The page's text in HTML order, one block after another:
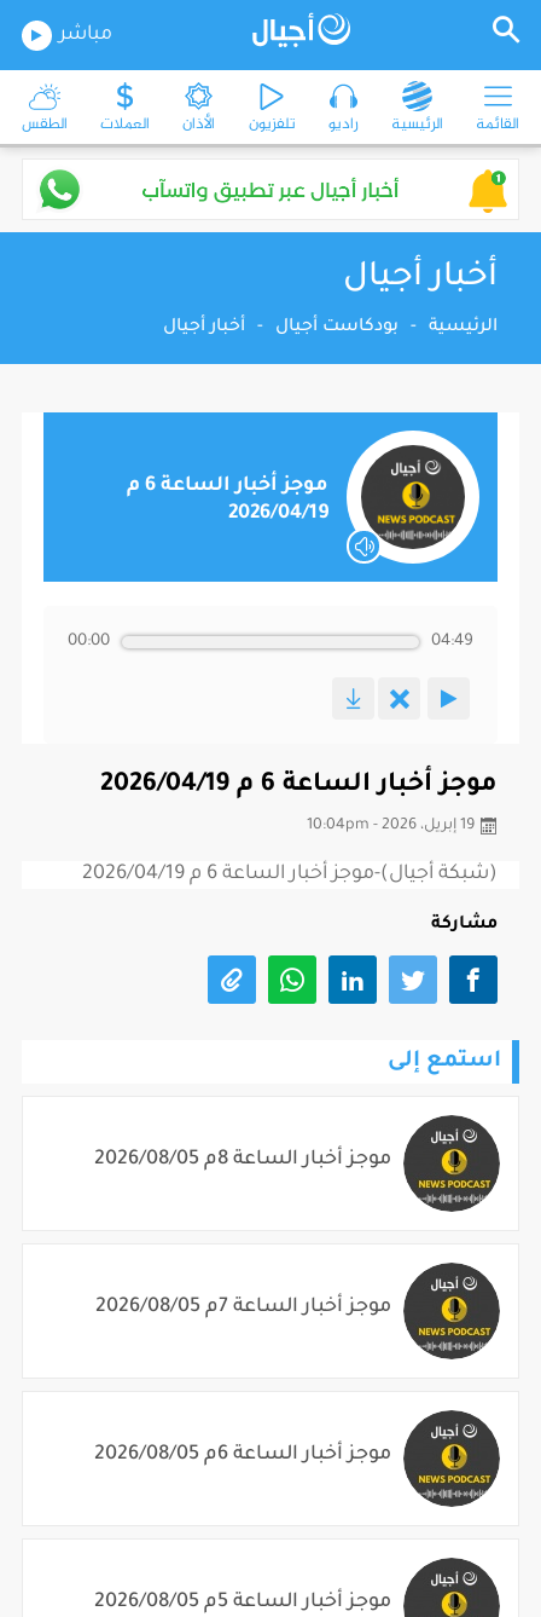
مباشر
القائمة الرئيسية راديو تلفزيون الأذان العملات الطقس
أخبار أجيال
الرئيسية - بودكاست أجيال - أخبار أجيال
موجز أخبار الساعة 6 م
2026/04/19
00:00 04:49
موجز أخبار الساعة 6 م 2026/04/19
19 إبريل، 2026 - 10:04pm
(شبكة أجيال)-موجز أخبار الساعة 6 م 2026/04/19
مشاركة
استمع إلى
موجز أخبار الساعة 8م 2026/08/05
موجز أخبار الساعة 7م 2026/08/05
موجز أخبار الساعة 6م 2026/08/05
موجز أخبار الساعة 5م 2026/08/05